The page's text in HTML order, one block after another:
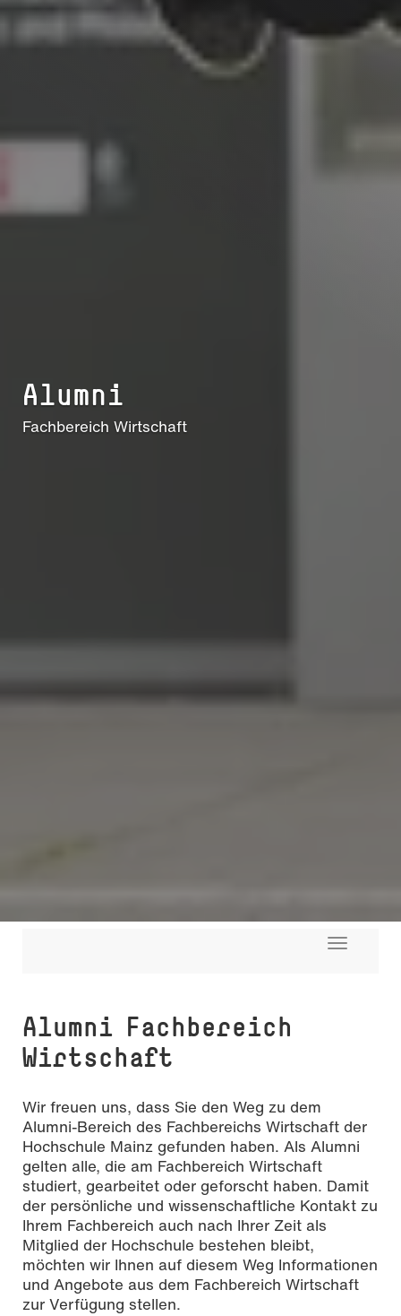
Alumni
Fachbereich Wirtschaft
Toggle
Alumni Fach­be­reich
Wirtschaft
Wir freuen uns, dass Sie den Weg zu dem
Alumni-Bereich des Fachbereichs Wirtschaft der
Hochschule Mainz gefunden haben. Als Alumni
gelten alle, die am Fachbereich Wirtschaft
studiert, gearbeitet oder geforscht haben. Damit
der persönliche und wissenschaftliche Kontakt zu
Ihrem Fachbereich auch nach Ihrer Zeit als
Mitglied der Hochschule bestehen bleibt,
möchten wir Ihnen auf diesem Weg Informationen
und Angebote aus dem Fachbereich Wirtschaft
zur Verfügung stellen.